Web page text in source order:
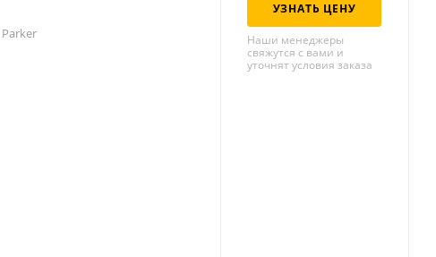
Parker
УЗНАТЬ ЦЕНУ
Наши менеджеры
свяжутся с вами и
уточнят условия заказа